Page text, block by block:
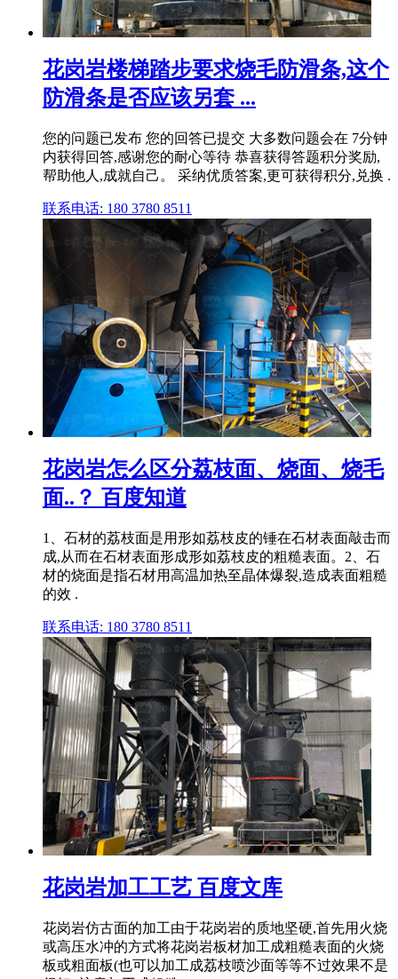
花岗岩楼梯踏步要求烧毛防滑条,这个
防滑条是否应该另套 ...
您的问题已发布 您的回答已提交 大多数问题会在 7分钟
内获得回答,感谢您的耐心等待 恭喜获得答题积分奖励,
帮助他人,成就自己。 采纳优质答案,更可获得积分,兑换 .
联系电话: 180 3780 8511
花岗岩怎么区分荔枝面、烧面、烧毛
面..？ 百度知道
1、石材的荔枝面是用形如荔枝皮的锤在石材表面敲击而
成,从而在石材表面形成形如荔枝皮的粗糙表面。2、石
材的烧面是指石材用高温加热至晶体爆裂,造成表面粗糙
的效 .
联系电话: 180 3780 8511
花岗岩加工工艺 百度文库
花岗岩仿古面的加工由于花岗岩的质地坚硬,首先用火烧
或高压水冲的方式将花岗岩板材加工成粗糙表面的火烧
板或粗面板(也可以加工成荔枝喷沙面等等不过效果不是